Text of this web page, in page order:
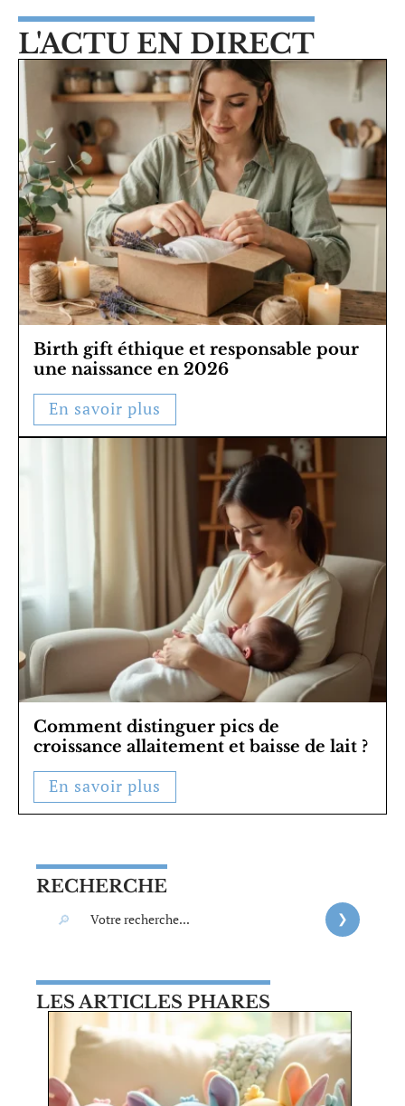
L'ACTU EN DIRECT
Birth gift éthique et responsable pour
une naissance en 2026
En savoir plus
Comment distinguer pics de
croissance allaitement et baisse de lait ?
En savoir plus
RECHERCHE
LES ARTICLES PHARES